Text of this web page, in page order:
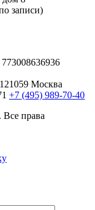
записи)
Москва
+7 (495) 989-70-40
права